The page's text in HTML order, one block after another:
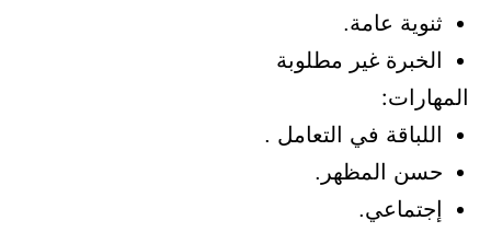
عامة.
غير مطلوبة
في التعامل .
المظهر.